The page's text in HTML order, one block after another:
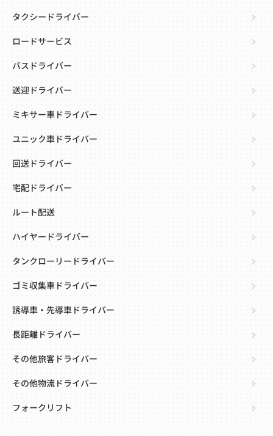
タクシードライバー
ロードサービス
バスドライバー
送迎ドライバー
ミキサー車ドライバー
ユニック車ドライバー
回送ドライバー
宅配ドライバー
ルート配送
ハイヤードライバー
タンクローリードライバー
ゴミ収集車ドライバー
誘導車・先導車ドライバー
長距離ドライバー
その他旅客ドライバー
その他物流ドライバー
フォークリフト